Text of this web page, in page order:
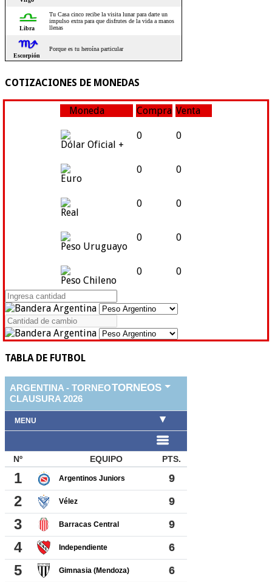
COTIZACIONES DE MONEDAS
Moneda Compra Venta
Dólar Oficial +
0 0
Euro
0 0
Real
0 0
Peso Uruguayo
0 0
Peso Chileno
0 0
TABLA DE FUTBOL